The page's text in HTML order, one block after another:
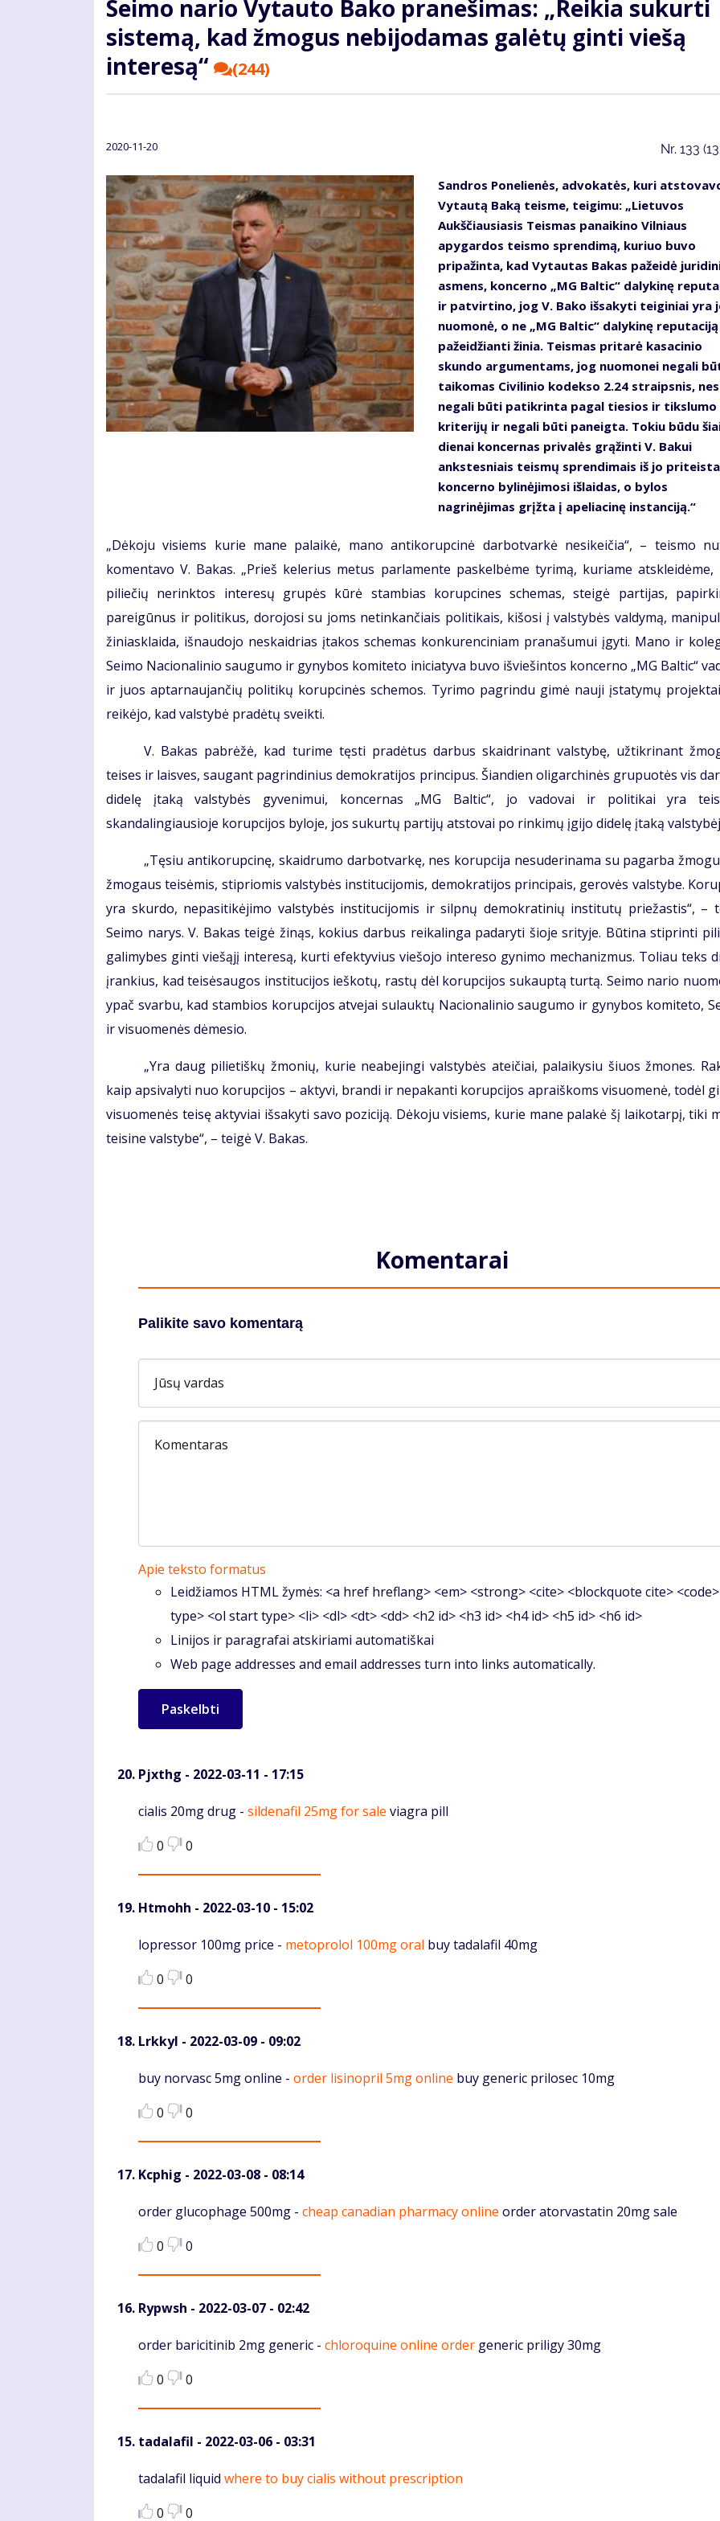
Seimo nario Vytauto Bako pranešimas: „Reikia sukurti
sistemą, kad žmogus nebijodamas galėtų ginti viešą
interesą“
(244)
2020-11-20 Nr. 133
Sandros Ponelienės, advokatės, kuri
Vytautą Baką teisme, teigimu: „Lietuvos
Aukščiausiasis Teismas panaikino Vilniaus
apygardos teismo sprendimą, kuriuo buvo
pripažinta, kad Vytautas Bakas pažeidė
asmens, koncerno „MG Baltic“ dalykinę
ir patvirtino, jog V. Bako išsakyti teiginiai yra
nuomonė, o ne „MG Baltic“ dalykinę reputaciją
pažeidžianti žinia. Teismas pritarė kasacinio
skundo argumentams, jog nuomonei negali
taikomas Civilinio kodekso 2.24 straipsnis,
negali būti patikrinta pagal tiesios ir tikslumo
kriterijų ir negali būti paneigta. Tokiu būdu
dienai koncernas privalės grąžinti V. Bakui
ankstesniais teismų sprendimais iš jo
koncerno bylinėjimosi išlaidas, o bylos
nagrinėjimas grįžta į apeliacinę instanciją.“
„Dėkoju visiems kurie mane palaikė, mano antikorupcinė darbotvarkė nesikeičia“, – teismo
komentavo V. Bakas. „Prieš kelerius metus parlamente paskelbėme tyrimą, kuriame atskleidėme,
piliečių nerinktos interesų grupės kūrė stambias korupcines schemas, steigė partijas,
pareigūnus ir politikus, dorojosi su joms netinkančiais politikais, kišosi į valstybės valdymą,
žiniasklaida, išnaudojo neskaidrias įtakos schemas konkurenciniam pranašumui įgyti. Mano ir
Seimo Nacionalinio saugumo ir gynybos komiteto iniciatyva buvo išviešintos koncerno „MG Baltic“
ir juos aptarnaujančių politikų korupcinės schemos. Tyrimo pagrindu gimė nauji įstatymų
reikėjo, kad valstybė pradėtų sveikti.
V. Bakas pabrėžė, kad turime tęsti pradėtus darbus skaidrinant valstybę, užtikrinant
teises ir laisves, saugant pagrindinius demokratijos principus. Šiandien oligarchinės grupuotės vis
didelę įtaką valstybės gyvenimui, koncernas „MG Baltic“, jo vadovai ir politikai yra
skandalingiausioje korupcijos byloje, jos sukurtų partijų atstovai po rinkimų įgijo didelę įtaką
„Tęsiu antikorupcinę, skaidrumo darbotvarkę, nes korupcija nesuderinama su pagarba
žmogaus teisėmis, stipriomis valstybės institucijomis, demokratijos principais, gerovės valstybe.
yra skurdo, nepasitikėjimo valstybės institucijomis ir silpnų demokratinių institutų priežastis“, –
Seimo narys. V. Bakas teigė žinąs, kokius darbus reikalinga padaryti šioje srityje. Būtina stiprinti
galimybes ginti viešąjį interesą, kurti efektyvius viešojo intereso gynimo mechanizmus. Toliau teks
įrankius, kad teisėsaugos institucijos ieškotų, rastų dėl korupcijos sukauptą turtą. Seimo nario
ypač svarbu, kad stambios korupcijos atvejai sulauktų Nacionalinio saugumo ir gynybos komiteto,
ir visuomenės dėmesio.
„Yra daug pilietiškų žmonių, kurie neabejingi valstybės ateičiai, palaikysiu šiuos žmones.
kaip apsivalyti nuo korupcijos – aktyvi, brandi ir nepakanti korupcijos apraiškoms visuomenė, todėl
visuomenės teisę aktyviai išsakyti savo poziciją. Dėkoju visiems, kurie mane palakė šį laikotarpį, tiki
teisine valstybe“, – teigė V. Bakas.
Komentarai
Palikite savo komentarą
Jūsų vardas
Komentaras
Apie teksto formatus
Leidžiamos HTML žymės: <a href hreflang> <em> <strong> <cite> <blockquote cite>
type> <ol start type> <li> <dl> <dt> <dd> <h2 id> <h3 id> <h4 id> <h5 id> <h6 id>
Linijos ir paragrafai atskiriami automatiškai
Web page addresses and email addresses turn into links automatically.
Pjxthg - 2022-03-11 - 17:15
Komentaras
cialis 20mg drug - sildenafil 25mg for sale viagra pill
0
0
Htmohh - 2022-03-10 - 15:02
Komentaras
lopressor 100mg price - metoprolol 100mg oral buy tadalafil 40mg
0
0
Lrkkyl - 2022-03-09 - 09:02
Komentaras
buy norvasc 5mg online - order lisinopril 5mg online buy generic prilosec 10mg
0
0
Kcphig - 2022-03-08 - 08:14
Komentaras
order glucophage 500mg - cheap canadian pharmacy online order atorvastatin 20mg sale
0
0
Rypwsh - 2022-03-07 - 02:42
Komentaras
order baricitinib 2mg generic - chloroquine online order generic priligy 30mg
0
0
tadalafil - 2022-03-06 - 03:31
Komentaras
tadalafil liquid where to buy cialis without prescription
0
0